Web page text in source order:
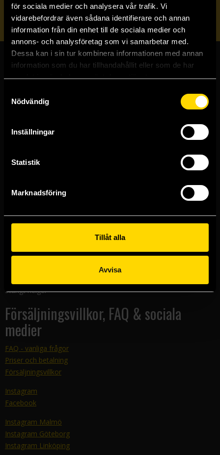
för sociala medier och analysera vår trafik. Vi
vidarebefordrar även sådana identifierare och annan
information från din enhet till de sociala medier och
annons- och analysföretag som vi samarbetar med.
Dessa kan i sin tur kombinera informationen med annan
information som du har tillhandahållit eller som de har
samlat in när du har använt deras tjänster.
Nödvändig
Inställningar
Statistik
Marknadsföring
Tillåt alla
Avvisa
Butiker & kundtjänst
Västerlånggatan 48
Göteborgsbutiken
211 43 Malmö
Nygatan 20
Kundtjänst
Telefontider: 12-14 måndag-torsdag
Stängt helger
Försäljningsvillkor, FAQ & sociala
medier
FAQ - vanliga frågor
Priser och betalning
Försäljningsvillkor
Instagram
Facebook
Instagram Malmö
Instagram Göteborg
Instagram Linköping